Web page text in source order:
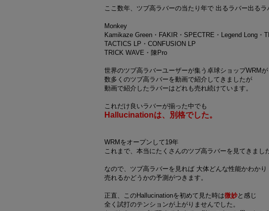
ここ数年、ツブ高ラバーの当たり年で 出るラバー出るラ
Monkey
Kamikaze Green・FAKIR・SPECTRE・Legend Long・
TACTICS LP・CONFUSION LP
TRICK WAVE・陳Pro
世界のツブ高ラバーユーザーが集う卓球ショップWRMが
数多くのツブ高ラバーを動画で紹介してきましたが
動画で紹介したラバーはどれも売れ続けています。
これだけ良いラバーが揃った中でも
Hallucinationは、別格でした。
WRMをオープンして19年
これまで、本当にたくさんのツブ高ラバーを見てきまし
なので、ツブ高ラバーを見れば 大体どんな性能かわかり
売れるかどうかの予測がつきます。
正直、このHallucinationを初めて見た時は微妙と感じ
全く試打のテンションが上がりませんでした。